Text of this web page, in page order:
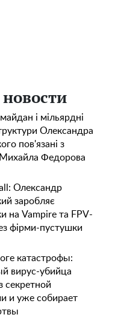
і мільярдні
Олександра
пов'язані з
Федорова
Олександр
заробляє
на Vampire та FPV-
фірми-пустушки
катастрофы:
вирус-убийца
секретной
и уже собирает